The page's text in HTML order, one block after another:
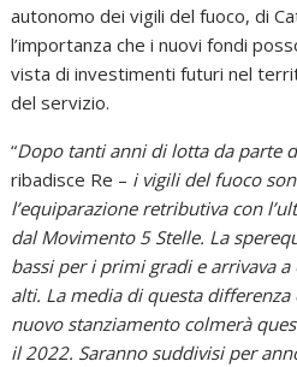
autonomo dei vigili del fuoco, di
l’importanza che i nuovi fondi
vista di investimenti futuri nel
del servizio.
“Dopo tanti anni di lotta da parte
ribadisce Re – i vigili del fuoco
l’equiparazione retributiva con
dal Movimento 5 Stelle. La
bassi per i primi gradi e arrivava
alti. La media di questa
nuovo stanziamento colmerà
il 2022. Saranno suddivisi per